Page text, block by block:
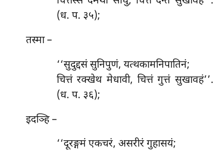
(ध. प. ३५);
तस्मा–
‘‘सुदुद्दसं सुनिपुणं, यत्थकामनिपातिनं;
चित्तं रक्खेथ मेधावी, चित्तं गुत्तं सुखावहं’’.
(ध. प. ३६);
इदञ्हि –
‘‘दूरङ्गमं एकचरं, असरीरं गुहासयं;